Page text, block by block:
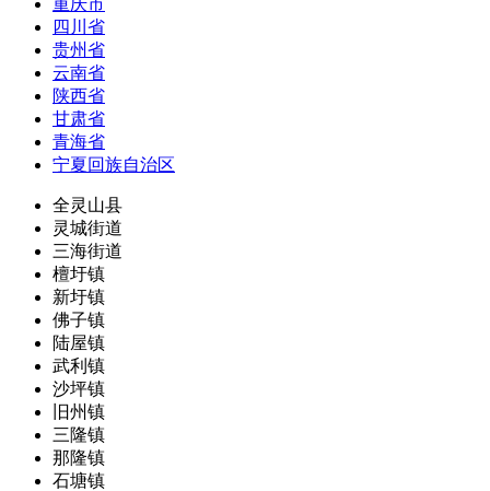
重庆市
四川省
贵州省
云南省
陕西省
甘肃省
青海省
宁夏回族自治区
全灵山县
灵城街道
三海街道
檀圩镇
新圩镇
佛子镇
陆屋镇
武利镇
沙坪镇
旧州镇
三隆镇
那隆镇
石塘镇